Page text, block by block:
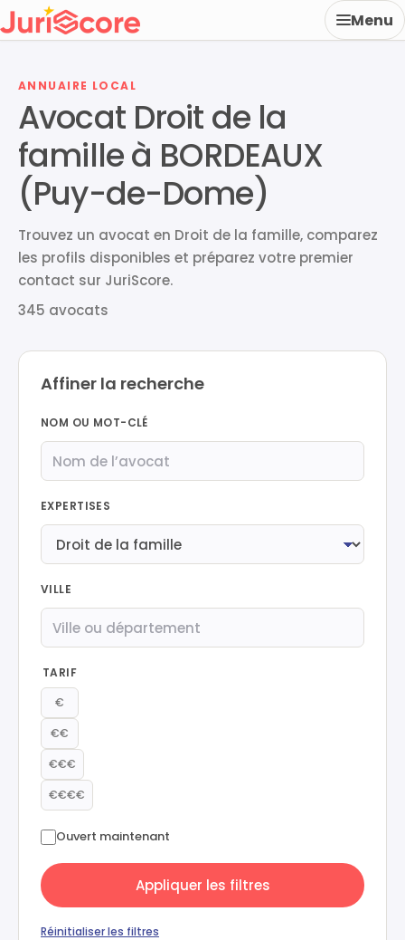
Menu
ANNUAIRE LOCAL
Avocat Droit de la
famille à BORDEAUX
(Puy-de-Dome)
Trouvez un avocat en Droit de la famille, comparez
les profils disponibles et préparez votre premier
contact sur JuriScore.
345 avocats
Affiner la recherche
NOM OU MOT-CLÉ
EXPERTISES
VILLE
TARIF
€
€€
€€€
€€€€
Ouvert maintenant
Appliquer les filtres
Réinitialiser les filtres